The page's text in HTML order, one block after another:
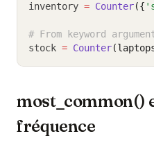
inventory = Counter({
# From keyword
stock = Counter
most_common()
fréquence